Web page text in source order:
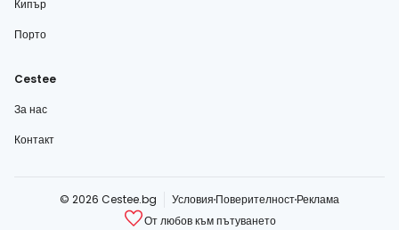
Кипър
Порто
Cestee
За нас
Контакт
© 2026 Cestee.bg Условия ПоверителностРеклама
От любов към пътуването